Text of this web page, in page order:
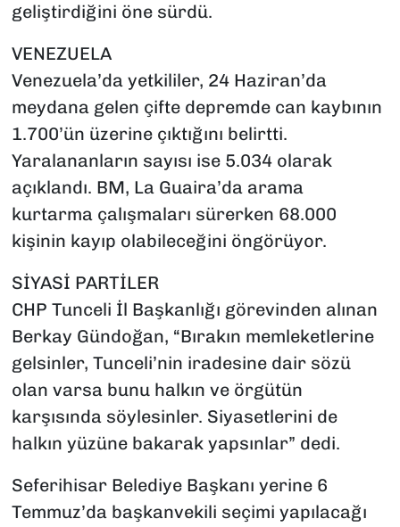
geliştirdiğini öne sürdü.
VENEZUELA
Venezuela’da yetkililer, 24 Haziran’da
meydana gelen çifte depremde can kaybının
1.700’ün üzerine çıktığını belirtti.
Yaralananların sayısı ise 5.034 olarak
açıklandı. BM, La Guaira’da arama
kurtarma çalışmaları sürerken 68.000
kişinin kayıp olabileceğini öngörüyor.
SİYASİ PARTİLER
CHP Tunceli İl Başkanlığı görevinden alınan
Berkay Gündoğan, “Bırakın memleketlerine
gelsinler, Tunceli’nin iradesine dair sözü
olan varsa bunu halkın ve örgütün
karşısında söylesinler. Siyasetlerini de
halkın yüzüne bakarak yapsınlar” dedi.
Seferihisar Belediye Başkanı yerine 6
Temmuz’da başkanvekili seçimi yapılacağı